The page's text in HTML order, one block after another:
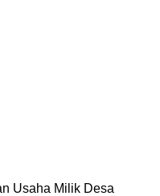
Usaha Milik Desa